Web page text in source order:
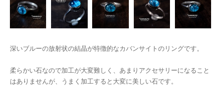
深いブルーの放射状の結晶が特徴的なカバンサイトのリングです。
柔らかい石なので加工が大変難しく、あまりアクセサリーになること
はありませんが、うまく加工すると大変に美しい石です。